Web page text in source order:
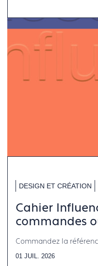
DESIGN ET CRÉATION
Cahier
commandes
Commandez la
01 JUIL. 2026